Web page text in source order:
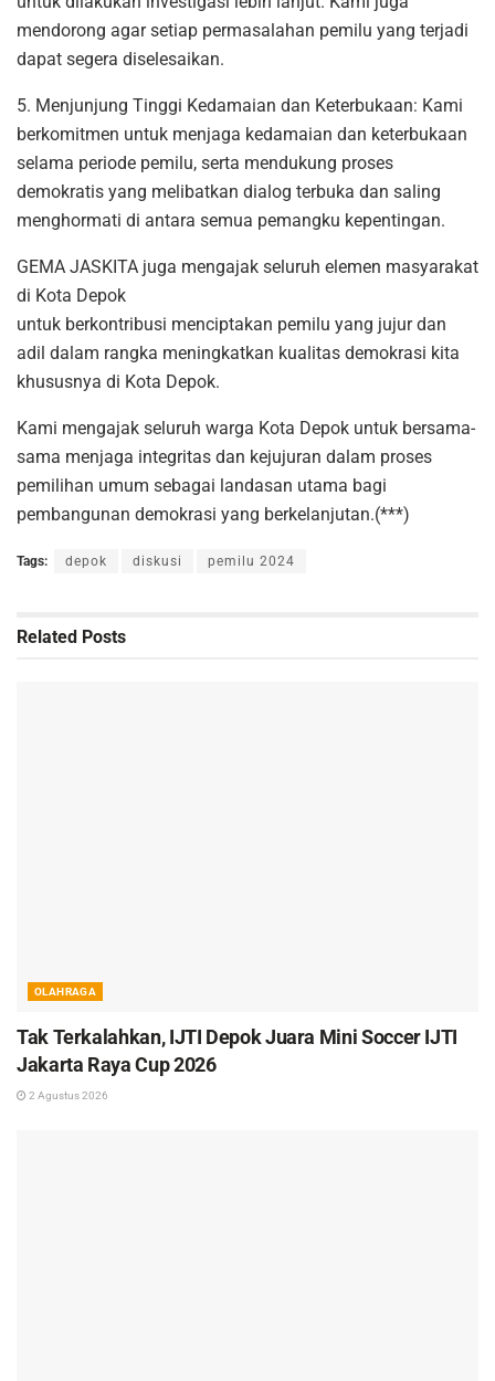
mendorong agar setiap permasalahan pemilu yang terjadi
dapat segera diselesaikan.
5. Menjunjung Tinggi Kedamaian dan Keterbukaan: Kami
berkomitmen untuk menjaga kedamaian dan keterbukaan
selama periode pemilu, serta mendukung proses
demokratis yang melibatkan dialog terbuka dan saling
menghormati di antara semua pemangku kepentingan.
GEMA JASKITA juga mengajak seluruh elemen masyarakat
di Kota Depok
untuk berkontribusi menciptakan pemilu yang jujur dan
adil dalam rangka meningkatkan kualitas demokrasi kita
khususnya di Kota Depok.
Kami mengajak seluruh warga Kota Depok untuk bersama-
sama menjaga integritas dan kejujuran dalam proses
pemilihan umum sebagai landasan utama bagi
pembangunan demokrasi yang berkelanjutan.(***)
Tags: depok diskusi pemilu 2024
Related Posts
OLAHRAGA
Tak Terkalahkan, IJTI Depok Juara Mini Soccer IJTI
Jakarta Raya Cup 2026
2 Agustus 2026